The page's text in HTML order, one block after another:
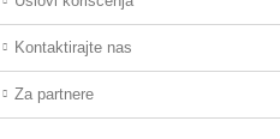
Kontaktirajte nas
Za partnere